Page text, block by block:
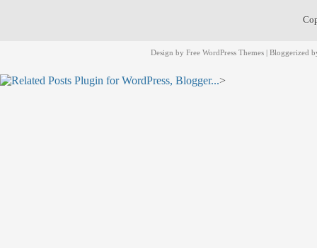
Design by Free WordPress Themes | Bloggerized
>